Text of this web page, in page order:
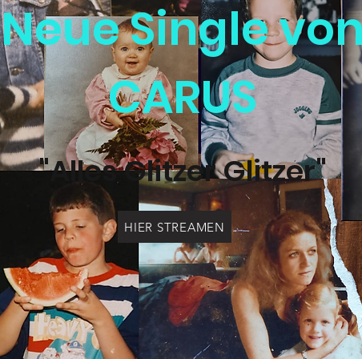
Neue Single
CARUS
"Alles Glitzer Glitzer"
HIER STREAMEN